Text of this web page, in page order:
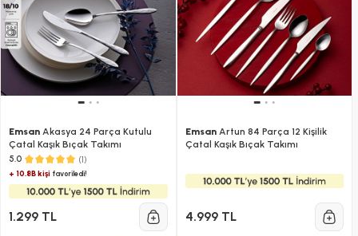
Emsan Akasya 24 Parça Kutulu
Çatal Kaşık Bıçak Takımı
5.0 (1)
+ 10.8B kişi favoriledi!
1.299 TL
EmsanArtun 84 Parça 12 Kişilik
Çatal Kaşık Bıçak Takımı
4.999 TL